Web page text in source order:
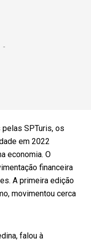
SPTuris, os
em 2022
economia. O
financeira
A primeira edição
movimentou cerca
falou à